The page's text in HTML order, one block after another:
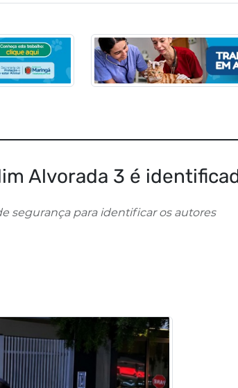
Alvorada 3 é
segurança para identificar os autores